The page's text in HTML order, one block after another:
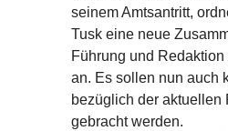
seinem Amtsantritt,
Tusk eine neue
Führung und
an. Es sollen nun auch
bezüglich der aktuellen
gebracht werden.